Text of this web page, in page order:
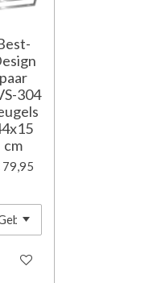
paar
304
cm
79,95
winkelwagen